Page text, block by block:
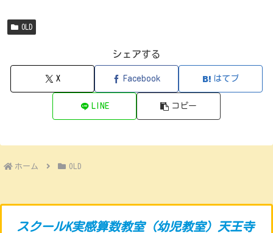
OLD
シェアする
X Facebook はてブ
LINE コピー
ホーム OLD
スクールK実感算数教室（幼児教室）天王寺